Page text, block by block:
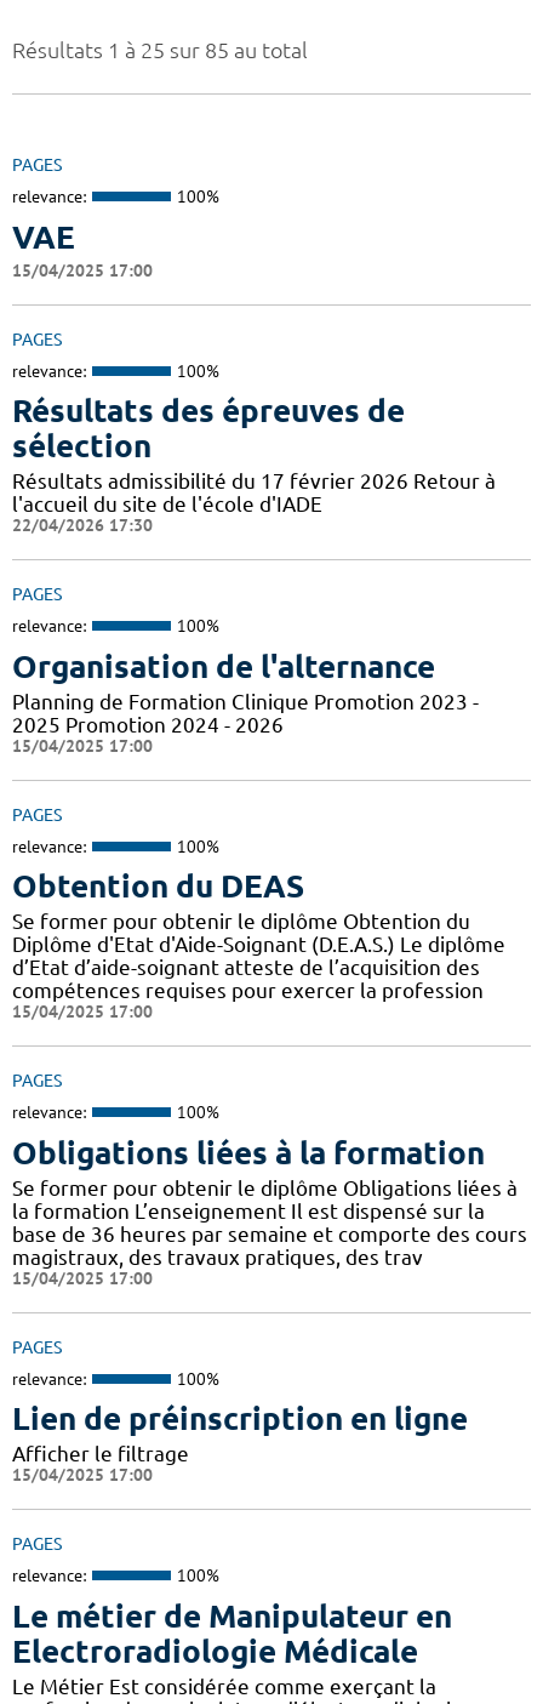
Résultats 1 à 25 sur 85 au total
PAGES
relevance: 100%
VAE
15/04/2025 17:00
PAGES
relevance: 100%
Résultats des épreuves de
sélection
Résultats admissibilité du 17 février 2026 Retour à
l'accueil du site de l'école d'IADE
22/04/2026 17:30
PAGES
relevance: 100%
Organisation de l'alternance
Planning de Formation Clinique Promotion 2023 -
2025 Promotion 2024 - 2026
15/04/2025 17:00
PAGES
relevance: 100%
Obtention du DEAS
Se former pour obtenir le diplôme Obtention du
Diplôme d'Etat d'Aide-Soignant (D.E.A.S.) Le diplôme
d’Etat d’aide-soignant atteste de l’acquisition des
compétences requises pour exercer la profession
15/04/2025 17:00
PAGES
relevance: 100%
Obligations liées à la formation
Se former pour obtenir le diplôme Obligations liées à
la formation L’enseignement Il est dispensé sur la
base de 36 heures par semaine et comporte des cours
magistraux, des travaux pratiques, des trav
15/04/2025 17:00
PAGES
relevance: 100%
Lien de préinscription en ligne
Afficher le filtrage
15/04/2025 17:00
PAGES
relevance: 100%
Le métier de Manipulateur en
Electroradiologie Médicale
Le Métier Est considérée comme exerçant la